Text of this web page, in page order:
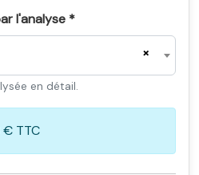
l'analyse *
×
en détail.
€ TTC